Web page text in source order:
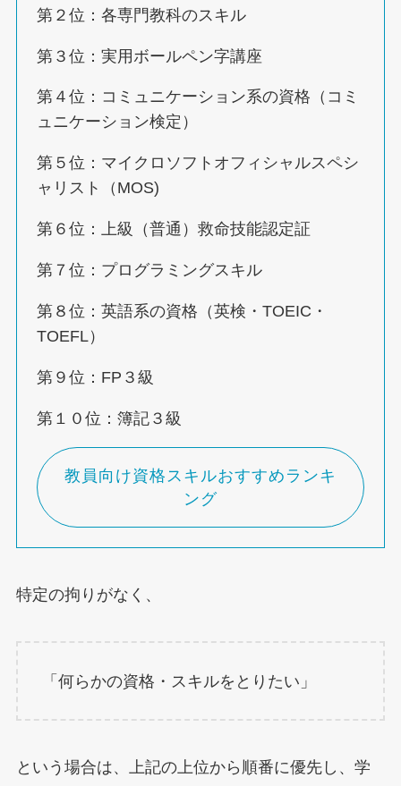
第２位：各専門教科のスキル
第３位：実用ボールペン字講座
第４位：コミュニケーション系の資格（コミ
ュニケーション検定）
第５位：マイクロソフトオフィシャルスペシ
ャリスト（MOS)
第６位：上級（普通）救命技能認定証
第７位：プログラミングスキル
第８位：英語系の資格（英検・TOEIC・
TOEFL）
第９位：FP３級
第１０位：簿記３級
教員向け資格スキルおすすめランキ
ング
特定の拘りがなく、
「何らかの資格・スキルをとりたい」
という場合は、上記の上位から順番に優先し、学